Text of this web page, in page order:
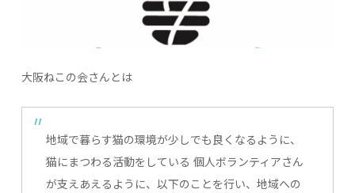
大阪ねこの会さんとは
地域で暮らす猫の環境が少しでも良くなるように、
猫にまつわる活動をしている 個人ボランティアさん
が支えあえるように、以下のことを行い、地域への